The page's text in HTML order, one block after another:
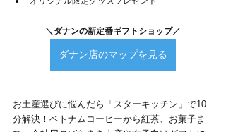
＼ダナンの新定番ギフトショップ／
ダナン店のマップを見る
お土産選びに悩んだら「スターキッチン」で10
分解決！ベトナムコーヒーから紅茶、お菓子ま